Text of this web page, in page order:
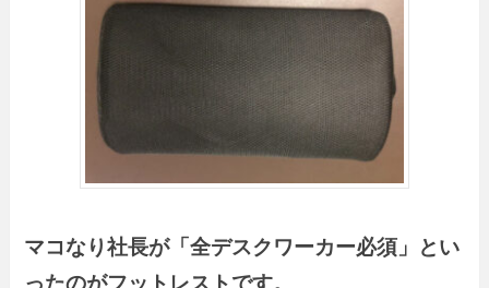
マコなり社長が「全デスクワーカー必須」とい
ったのがフットレストです。